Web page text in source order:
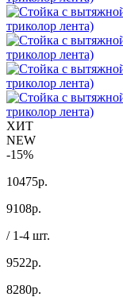
ХИТ
NEW
-15%
10475р.
9108р.
/ 1-4 шт.
9522р.
8280р.